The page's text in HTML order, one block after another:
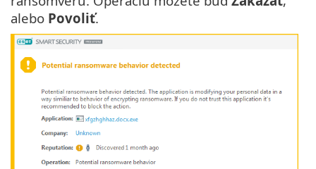
alebo Povoliť.